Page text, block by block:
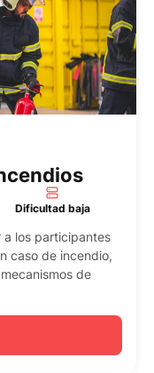
Dificultad baja
a los participantes
caso de incendio,
de